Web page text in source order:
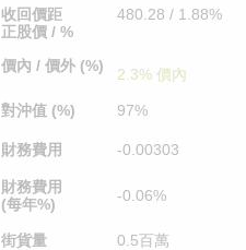
收回價距
正股價 / %
480.28 / 1.88%
價內 / 價外 (%) 2.3% 價內
對沖值 (%) 97%
財務費用 -0.00303
財務費用
(每年%)
-0.06%
街貨量 0.5百萬